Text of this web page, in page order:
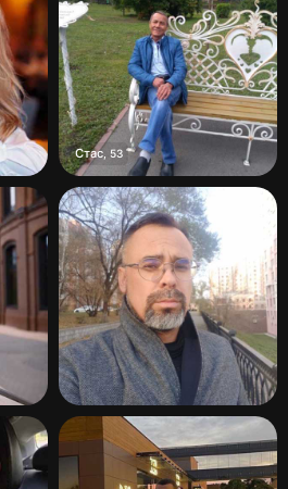
Стас, 53